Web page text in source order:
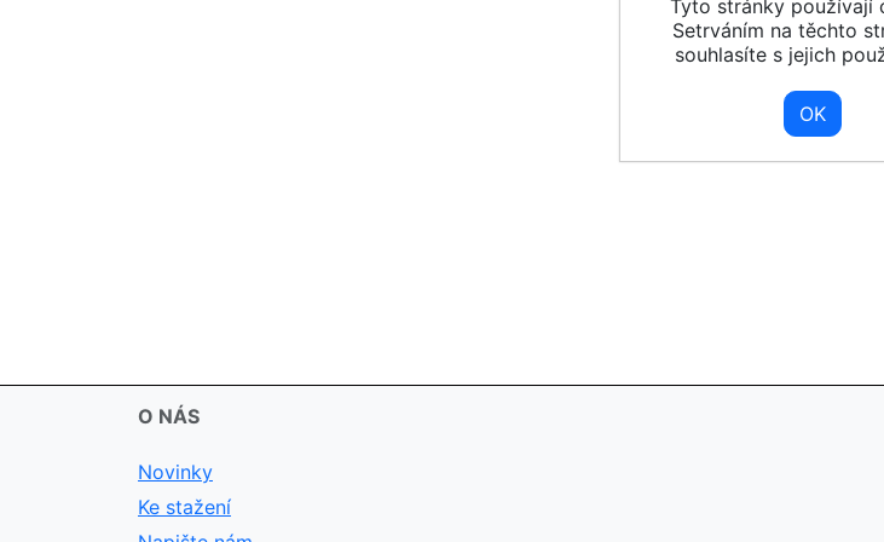
O NÁS
Novinky
Ke stažení
Tyto stránky používají
Setrváním na těchto
souhlasíte s jejich